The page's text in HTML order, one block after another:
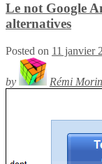
Le not Google
alternatives
Posted on 11 janvier
by Rémi Morin